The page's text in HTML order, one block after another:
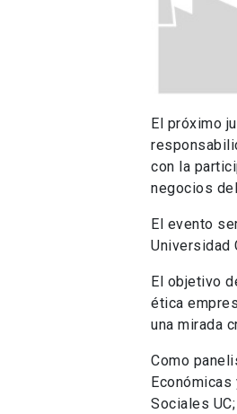
El próximo
con la
negocios
El evento
Universidad
El objetivo
ética
una mirada
Como
Económicas
Sociales